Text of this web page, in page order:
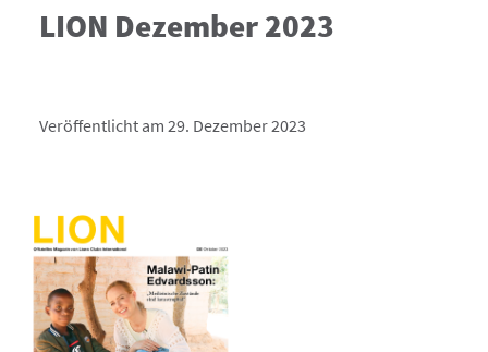
LION Dezember 2023
Veröffentlicht am 29. Dezember 2023